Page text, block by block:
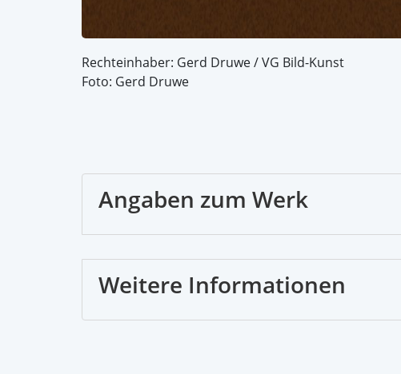
Rechteinhaber: Gerd Druwe / VG Bild-Kunst
Foto: Gerd Druwe
Angaben zum Werk
Weitere Informationen